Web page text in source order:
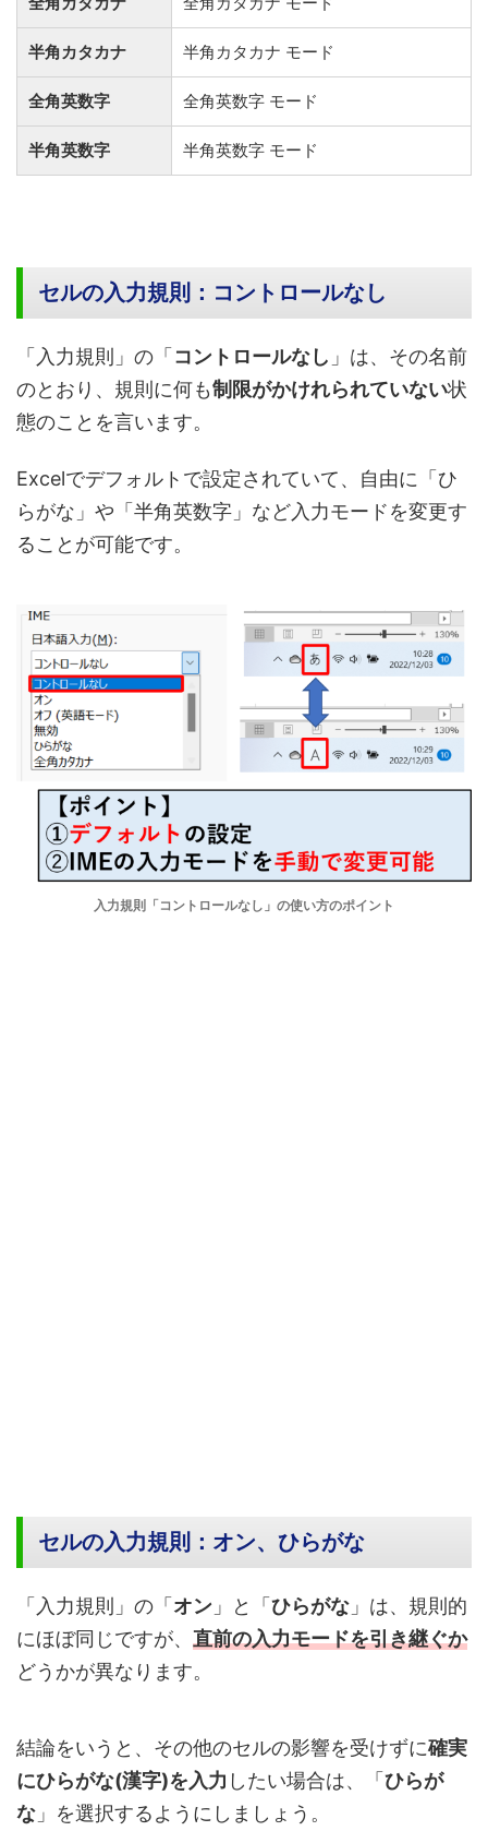
半角カタカナ 半角カタカナ モード
全角英数字 全角英数字 モード
半角英数字 半角英数字 モード
セルの入力規則：コントロールなし
「入力規則」の「 コントロールなし 」は、その名前
のとおり、規則に何も制限がかけれられていない状
態のことを言います。
Excelでデフォルトで設定されていて、自由に「ひ
らがな」や「半角英数字」など入力モードを変更す
ることが可能です。
入力規則「コントロールなし」の使い方のポイント
セルの入力規則：オン、ひらがな
「入力規則」の「 オン 」と「 ひらがな 」は、規則的
にほぼ同じですが、 直前の入力モードを引き継ぐか
どうかが異なります。
結論をいうと、その他のセルの影響を受けずに確実
にひらがな(漢字)を入力 したい場合は、「 ひらが
な 」を選択するようにしましょう。